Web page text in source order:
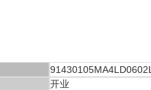
91430105MA4LD0602L
开业